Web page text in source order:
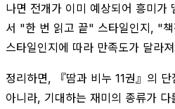
나면 전개가 이미 예상되어 흥미가
서 "한 번 읽고 끝" 스타일인지, "
스타일인지에 따라 만족도가 달라
정리하면, 『땀과 비누 11권』의
아니라, 기대하는 재미의 종류가